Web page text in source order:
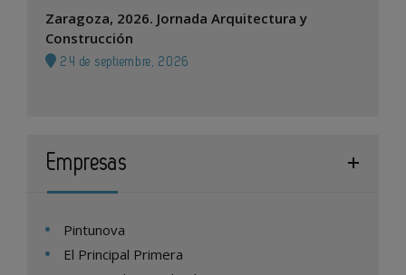
Zaragoza, 2026. Jornada Arquitectura y
Construcción
24 de septiembre, 2026
Empresas
Pintunova
El Principal Primera